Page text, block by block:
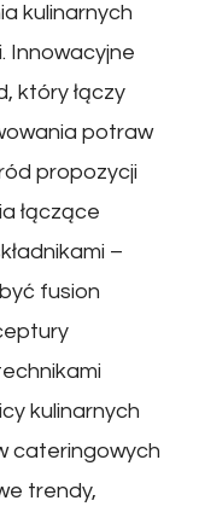
kulinarnych
Innowacyjne
który łączy
potraw
propozycji
łączące
–
fusion
kulinarnych
cateringowych
trendy,